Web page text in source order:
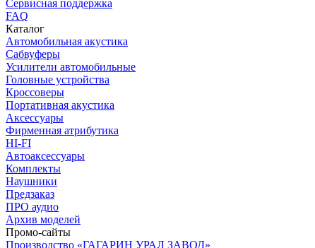
Сервисная поддержка
FAQ
Каталог
Автомобильная акустика
Сабвуферы
Усилители автомобильные
Головные устройства
Кроссоверы
Портативная акустика
Аксессуары
Фирменная атрибутика
HI-FI
Автоаксессуары
Комплекты
Наушники
Предзаказ
ПРО аудио
Архив моделей
Промо-сайты
Производство «ГАГАРИН УРАЛ ЗАВОД»